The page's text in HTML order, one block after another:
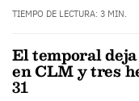
TIEMPO DE LECTURA: 3 MIN.
El temporal
en CLM y tres
31